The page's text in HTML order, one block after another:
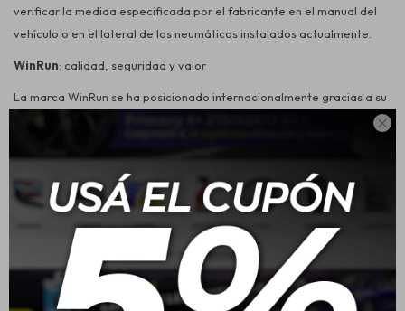

verificar la medida especificada por el fabricante en el manual del
vehículo o en el lateral de los neumáticos instalados actualmente.
WinRun: calidad, seguridad y valor
La marca WinRun se ha posicionado internacionalmente gracias a su
estabilidad y confort para el uso diario.
soluciones para automóviles, SUV, camionetas y vehículos
comerciales, manteniendo siempre un equilibrio entre desempeño y
economía.